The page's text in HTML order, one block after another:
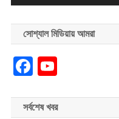
সোশ্যাল মিডিয়ায় আমরা
Facebook
YouTube
সর্বশেষ খবর